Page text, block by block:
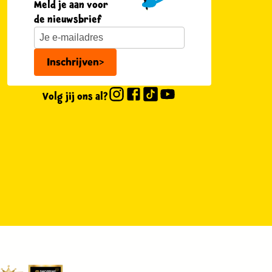
Meld je aan voor
de nieuwsbrief
Inschrijven>
Volg jij ons al?